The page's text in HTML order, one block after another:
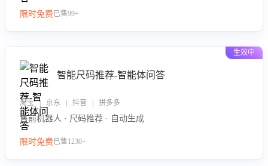
限时免费已售99+
生效中
智能尺码推荐-智能体问答
淘宝 | 京东 | 抖音 | 拼多多
售前机器人 · 尺码推荐 · 自动生成
限时免费已售1230+